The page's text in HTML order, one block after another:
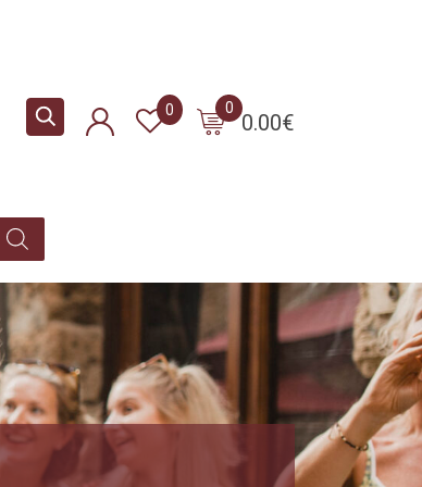
0.00€
0
0